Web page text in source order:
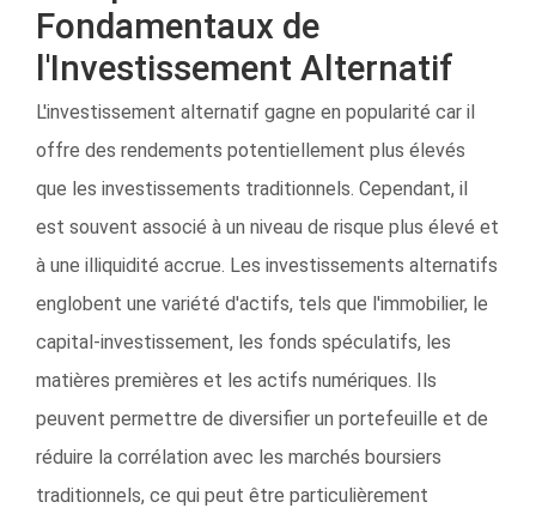
Fondamentaux de
l'Investissement Alternatif
L'investissement alternatif gagne en popularité car il
offre des rendements potentiellement plus élevés
que les investissements traditionnels. Cependant, il
est souvent associé à un niveau de risque plus élevé et
à une illiquidité accrue. Les investissements alternatifs
englobent une variété d'actifs, tels que l'immobilier, le
capital-investissement, les fonds spéculatifs, les
matières premières et les actifs numériques. Ils
peuvent permettre de diversifier un portefeuille et de
réduire la corrélation avec les marchés boursiers
traditionnels, ce qui peut être particulièrement